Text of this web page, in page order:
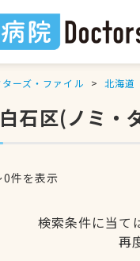
ーズ・ファイル 北海道
石区(ノミ・
0件を表示
検索条件に当て
再